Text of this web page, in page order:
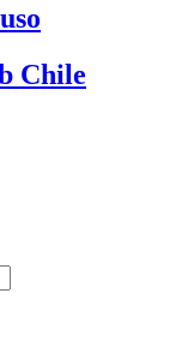
Chile